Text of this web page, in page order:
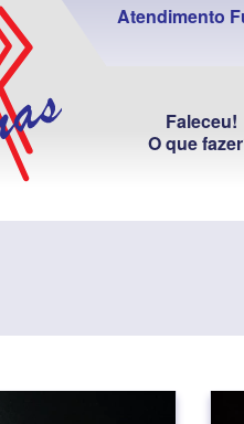
Atendimento
Faleceu!
O que